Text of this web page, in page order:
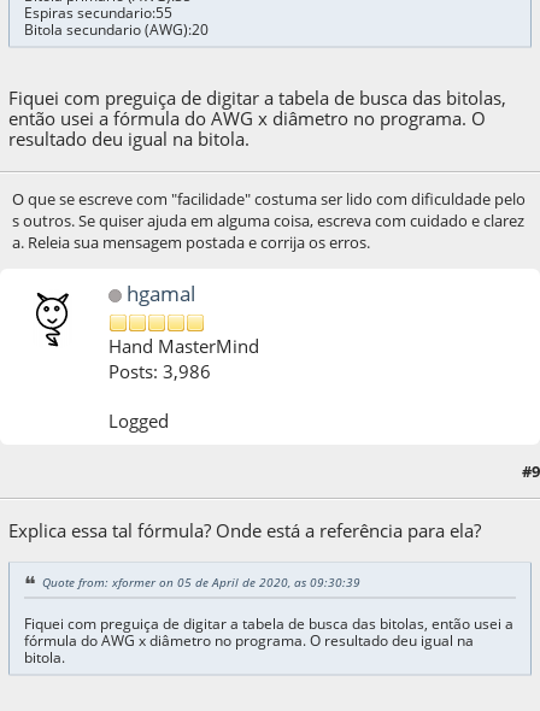
Espiras secundario:55
Bitola secundario (AWG):20
Fiquei com preguiça de digitar a tabela de busca das bitolas,
então usei a fórmula do AWG x diâmetro no programa. O
resultado deu igual na bitola.
O que se escreve com "facilidade" costuma ser lido com dificuldade pelo
s outros. Se quiser ajuda em alguma coisa, escreva com cuidado e clarez
a. Releia sua mensagem postada e corrija os erros.
hgamal
Hand MasterMind
Posts: 3,986
Logged
#9
Explica essa tal fórmula? Onde está a referência para ela?
Quote from: xformer on 05 de April de 2020, as 09:30:39
Fiquei com preguiça de digitar a tabela de busca das bitolas, então usei a
fórmula do AWG x diâmetro no programa. O resultado deu igual na
bitola.